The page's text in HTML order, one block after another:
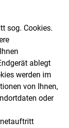
sog. Cookies.
ablegt
werden im
von Ihnen,
oder